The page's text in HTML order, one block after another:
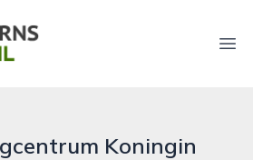
Koningin